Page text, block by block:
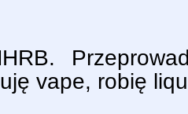
vape, robię